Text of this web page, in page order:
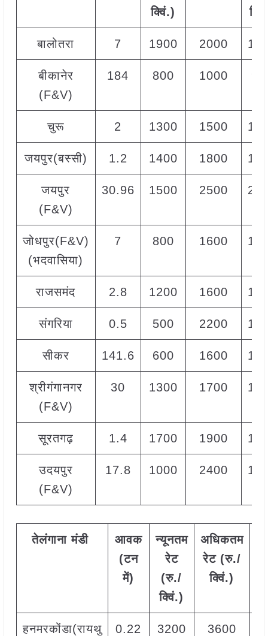
क्विं.)
बालोतरा 7 1900 2000
बीकानेर
(F&V)
184 800 1000
चुरू 2 1300 1500
जयपुर(बस्सी) 1.2 1400 1800
जयपुर
(F&V)
30.96 1500 2500
जोधपुर(F&V)
(भदवासिया)
7 800 1600
राजसमंद 2.8 1200 1600
संगरिया 0.5 500 2200
सीकर 141.6 600 1600
श्रीगंगानगर
(F&V)
30 1300 1700
सूरतगढ़ 1.4 1700 1900
उदयपुर
(F&V)
17.8 1000 2400
तेलंगाना मंडी
आवक
(टन
में)
न्यूनतम
रेट
(रु./
क्विं.)
अधिकतम
रेट (रु./
क्विं.)
हनमरकोंडा(रायथु
0.22 3200 3600